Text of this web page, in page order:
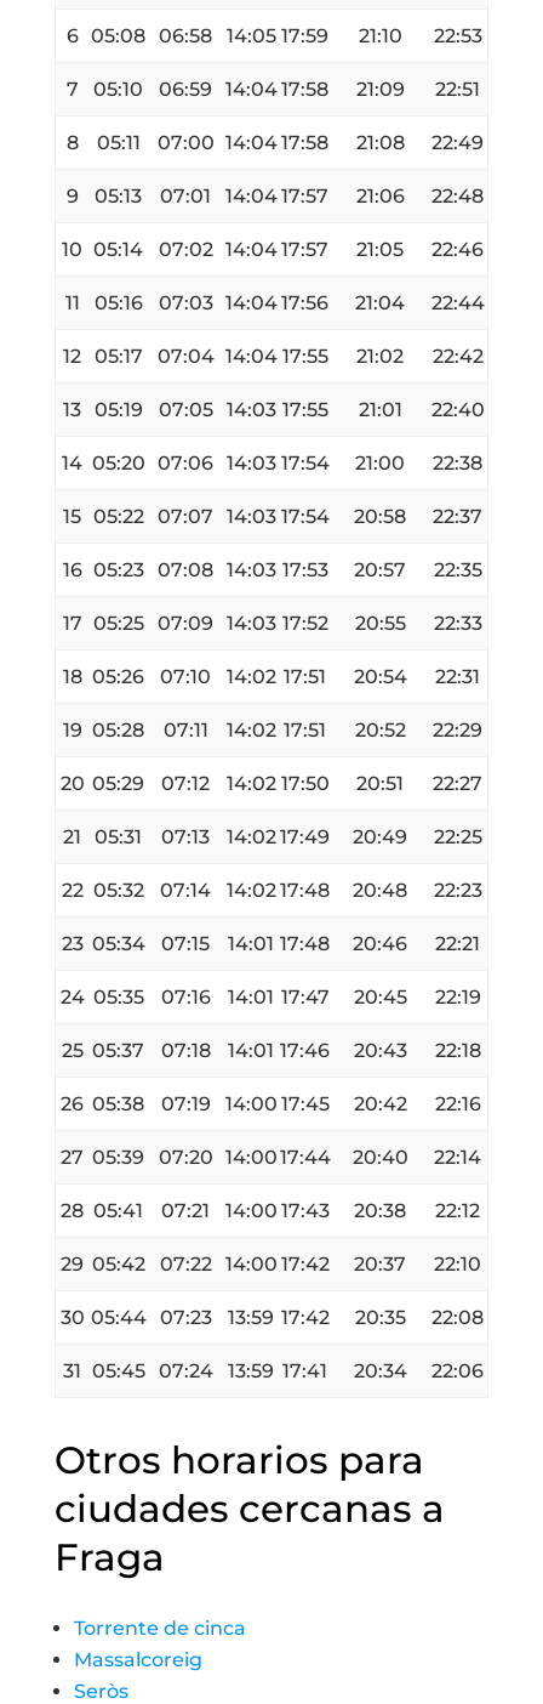
6 05:08 06:58 14:05 17:59 21:10 22:53
7 05:10 06:59 14:0417:58 21:09 22:51
8 05:11 07:00 14:0417:58 21:08 22:49
9 05:13 07:01 14:0417:57 21:06 22:48
10 05:14 07:02 14:0417:57 21:05 22:46
11 05:16 07:03 14:0417:56 21:04 22:44
12 05:17 07:04 14:04 17:55 21:02 22:42
13 05:19 07:05 14:03 17:55 21:01 22:40
14 05:20 07:06 14:03 17:54 21:00 22:38
15 05:22 07:07 14:03 17:54 20:58 22:37
16 05:23 07:08 14:03 17:53 20:57 22:35
17 05:25 07:09 14:03 17:52 20:55 22:33
18 05:26 07:10 14:02 17:51 20:54 22:31
19 05:28 07:11 14:02 17:51 20:52 22:29
20 05:29 07:12 14:02 17:50 20:51 22:27
21 05:31 07:13 14:0217:49 20:49 22:25
22 05:32 07:14 14:0217:48 20:48 22:23
23 05:34 07:15 14:01 17:48 20:46 22:21
24 05:35 07:16 14:01 17:47 20:45 22:19
25 05:37 07:18 14:01 17:46 20:43 22:18
26 05:38 07:19 14:00 17:45 20:42 22:16
27 05:39 07:20 14:0017:44 20:40 22:14
28 05:41 07:21 14:00 17:43 20:38 22:12
29 05:42 07:22 14:00 17:42 20:37 22:10
30 05:44 07:23 13:59 17:42 20:35 22:08
31 05:45 07:24 13:59 17:41 20:34 22:06
Otros horarios para
ciudades cercanas a
Fraga
Torrente de cinca
Massalcoreig
Seròs